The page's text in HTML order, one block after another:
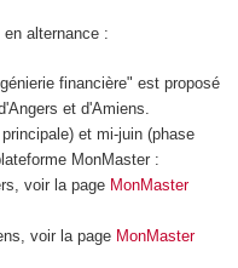
alternance :
financière" est proposé
et d'Amiens.
et mi-juin (phase
MonMaster :
voir la page MonMaster
voir la page MonMaster